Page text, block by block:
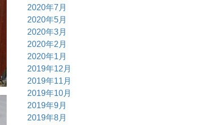
2020年7月
2020年5月
2020年3月
2020年2月
2020年1月
2019年12月
2019年11月
2019年10月
2019年9月
2019年8月